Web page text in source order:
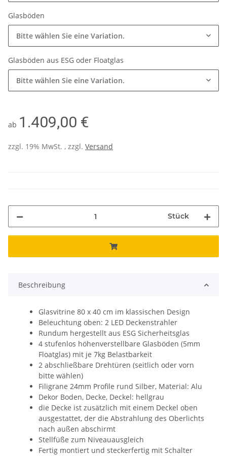
Glasböden
Bitte wählen Sie eine Variation.
Glasböden aus ESG oder Floatglas
Bitte wählen Sie eine Variation.
ab 1.409,00 €
zzgl. 19% MwSt. , zzgl. Versand
Stück
Beschreibung
Glasvitrine 80 x 40 cm im klassischen Design
Beleuchtung oben: 2 LED Deckenstrahler
Rundum hergestellt aus ESG Sicherheitsglas
4 stufenlos höhenverstellbare Glasböden (5mm
Floatglas) mit je 7kg Belastbarkeit
2 abschließbare Drehtüren (seitlich oder vorn
bitte wählen)
Filigrane 24mm Profile rund Silber, Material: Alu
Dekor Boden, Decke, Deckel: hellgrau
die Decke ist zusätzlich mit einem Deckel oben
ausgestattet, der die Abstrahlung des Oberlichts
nach außen abschirmt
Stellfüße zum Niveauausgleich
Fertig montiert und steckerfertig mit Schalter